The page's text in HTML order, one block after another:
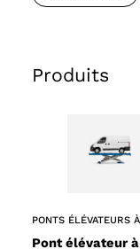
Produits
PONTS ÉLÉVATEURS
Pont élévateur à